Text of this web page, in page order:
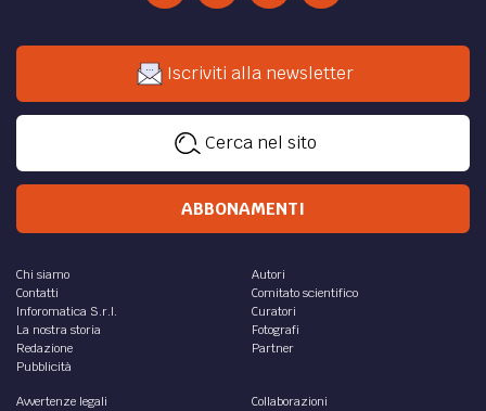
Iscriviti alla newsletter
Cerca nel sito
ABBONAMENTI
Chi siamo
Contatti
Inforomatica S.r.l.
La nostra storia
Redazione
Pubblicità
Autori
Comitato scientifico
Curatori
Fotografi
Partner
Avvertenze legali Collaborazioni